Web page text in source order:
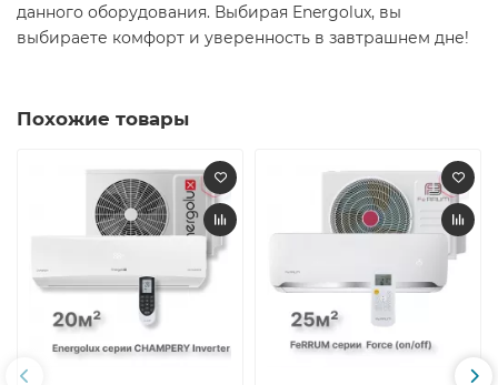
данного оборудования. Выбирая Energolux, вы
выбираете комфорт и уверенность в завтрашнем дне!
Похожие товары